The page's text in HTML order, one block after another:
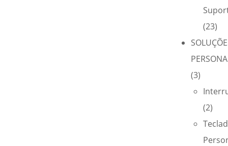
(23)
(3)
(2)